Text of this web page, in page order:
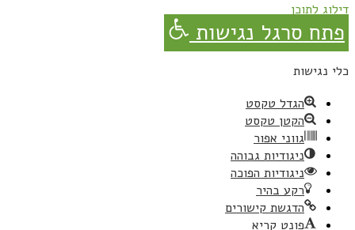
דילוג לתוכן
פתח סרגל נגישות
כלי נגישות
הגדל טקסט
הקטן טקסט
גווני אפור
ניגודיות גבוהה
ניגודיות הפוכה
רקע בהיר
הדגשת קישורים
פונט קריא